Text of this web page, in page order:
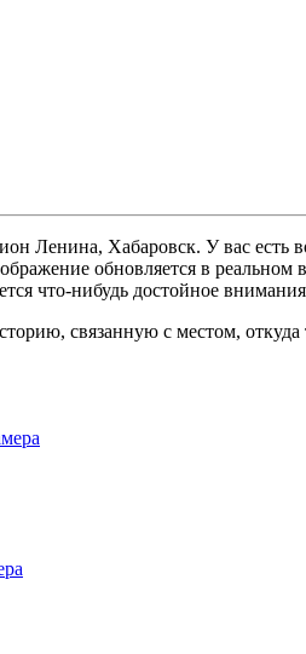
Ленина, Хабаровск. У вас
обновляется в
что-нибудь достойное
связанную с местом,